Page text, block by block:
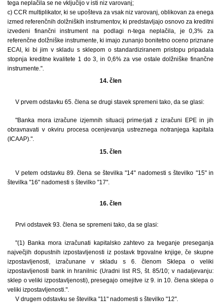
tega neplačila se ne vključijo v isti niz varovanj;
c) CCR multiplikator, ki se upošteva za vsak niz varovanj, oblikovan za enega
izmed referenčnih dolžniških instrumentov, ki predstavljajo osnovo za kreditni
izvedeni finančni instrument na podlagi n-tega neplačila, je 0,3% za
referenčne dolžniške instrumente, ki imajo zunanjo bonitetno oceno priznane
ECAI, ki bi jim v skladu s sklepom o standardiziranem pristopu pripadala
stopnja kreditne kvalitete 1 do 3, in 0,6% za vse ostale dolžniške finančne
instrumente.".
14. člen
V prvem odstavku 65. člena se drugi stavek spremeni tako, da se glasi:
"Banka mora izračune izjemnih situacij primerjati z izračuni EPE in jih
obravnavati v okviru procesa ocenjevanja ustreznega notranjega kapitala
(ICAAP).".
15. člen
V petem odstavku 89. člena se številka "14" nadomesti s številko "15" in
številka "16" nadomesti s številko "17".
16. člen
Prvi odstavek 93. člena se spremeni tako, da se glasi:
"(1) Banka mora izračunati kapitalsko zahtevo za tveganje preseganja
največjih dopustnih izpostavljenosti iz postavk trgovalne knjige, če skupne
izpostavljenosti, izračunane v skladu s 6. členom Sklepa o veliki
izpostavljenosti bank in hranilnic (Uradni list RS, št. 85/10; v nadaljevanju:
sklep o veliki izpostavljenosti), presegajo omejitve iz 9. in 10. člena sklepa o
veliki izpostavljenosti.".
V drugem odstavku se številka "11" nadomesti s številko "12".